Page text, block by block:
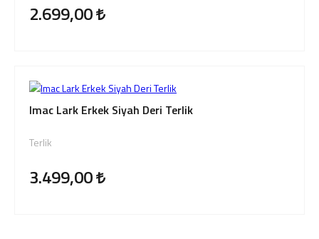
2.699,00
Imac Lark Erkek Siyah Deri Terlik
Terlik
3.499,00